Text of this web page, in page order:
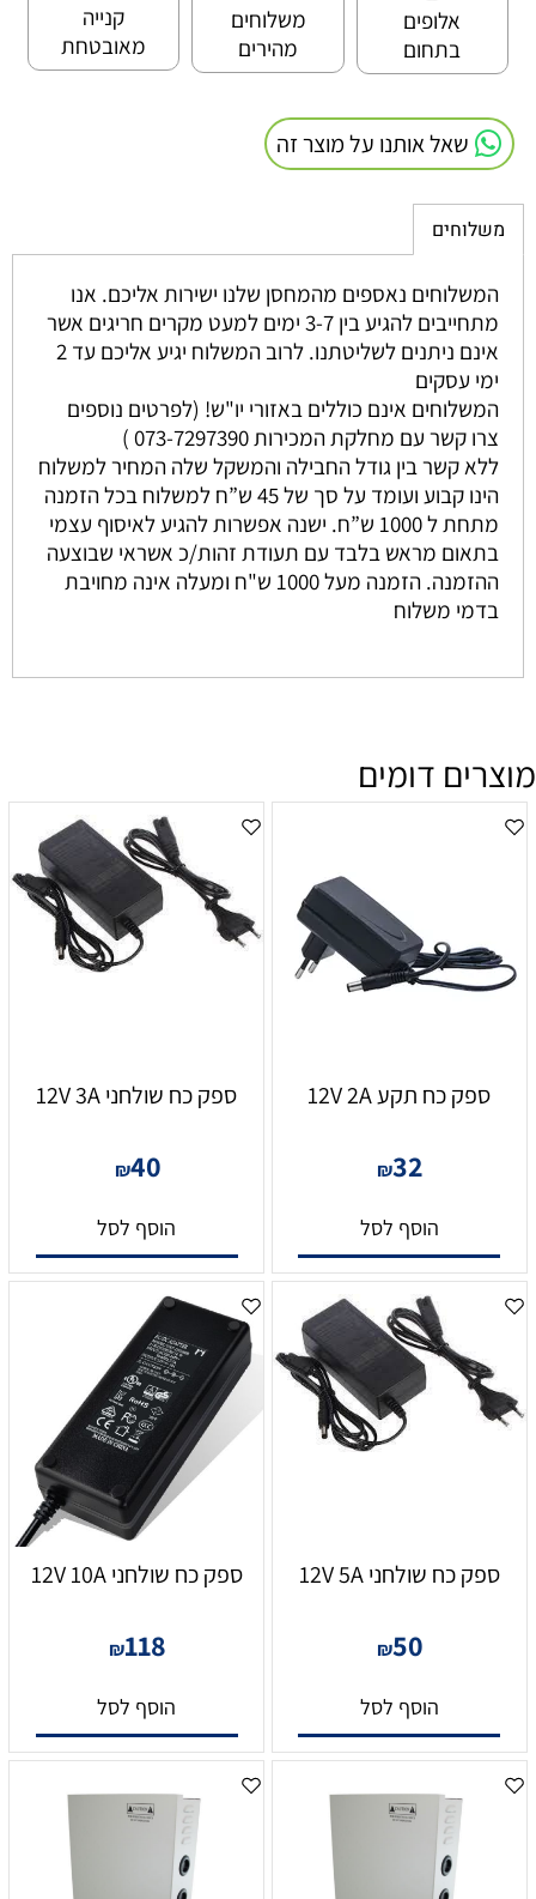
אלופים
בתחום
משלוחים
מהירים
קנייה
מאובטחת
שאל אותנו על מוצר זה
משלוחים
המשלוחים נאספים מהמחסן שלנו ישירות אליכם. אנו
מתחייבים להגיע בין 3-7 ימים למעט מקרים חריגים אשר
אינם ניתנים לשליטתנו. לרוב המשלוח יגיע אליכם עד 2
ימי עסקים
המשלוחים אינם כוללים באזורי יו"ש! (לפרטים נוספים
צרו קשר עם מחלקת המכירות 073-7297390 )
ללא קשר בין גודל החבילה והמשקל שלה המחיר למשלוח
הינו קבוע ועומד על סך של 45 ש”ח למשלוח בכל הזמנה
מתחת ל 1000 ש”ח. ישנה אפשרות להגיע לאיסוף עצמי
בתאום מראש בלבד עם תעודת זהות/כ אשראי שבוצעה
ההזמנה. הזמנה מעל 1000 ש"ח ומעלה אינה מחויבת
בדמי משלוח
מוצרים דומים
ספק כח תקע 12V 2A
₪32
הוסף לסל
ספק כח שולחני 12V 3A
₪40
הוסף לסל
ספק כח שולחני 12V 5A
₪50
הוסף לסל
ספק כח שולחני 12V 10A
₪118
הוסף לסל